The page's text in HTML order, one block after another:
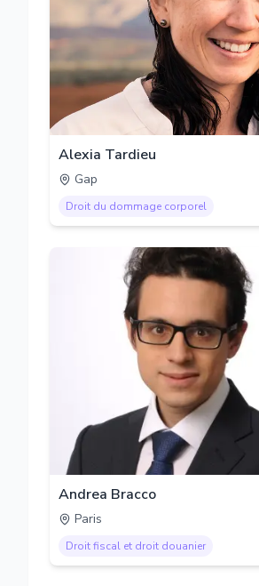
Alexia Tardieu
Gap
Droit du dommage corporel
Andrea Bracco
Paris
Droit fiscal et droit douanier